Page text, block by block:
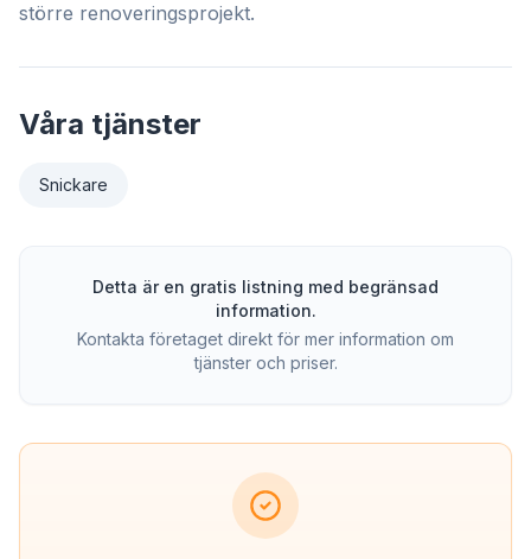
större renoveringsprojekt.
Våra tjänster
Snickare
Detta är en gratis listning med begränsad
information.
Kontakta företaget direkt för mer information om
tjänster och priser.